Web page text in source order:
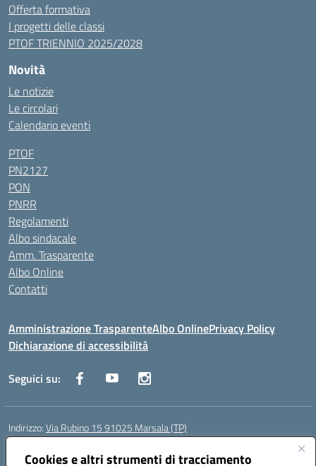
Cookies e altri strumenti di tracciamento
Offerta formativa
I progetti delle classi
PTOF TRIENNIO 2025/2028
Novità
Le notizie
Le circolari
Calendario eventi
PTOF
PN2127
PON
PNRR
Regolamenti
Albo sindacale
Amm. Trasparente
Albo Online
Contatti
Amministrazione TrasparenteAlbo OnlinePrivacy Policy
Dichiarazione di accessibilità
Seguici su:
Indirizzo:Via Rubino 15 91025 Marsala (TP)
Centralino:
Posta elettronica certificata (PEC):TPIC83900G@pec.istruzione.it